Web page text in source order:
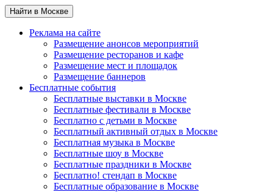
Найти в Москве
Реклама на сайте
Размещение анонсов мероприятий
Размещение ресторанов и кафе
Размещение мест и площадок
Размещение баннеров
Бесплатные события
Бесплатные выставки в Москве
Бесплатные фестивали в Москве
Бесплатно с детьми в Москве
Бесплатный активный отдых в Москве
Бесплатная музыка в Москве
Бесплатные шоу в Москве
Бесплатные праздники в Москве
Бесплатно! стендап в Москве
Бесплатные образование в Москве